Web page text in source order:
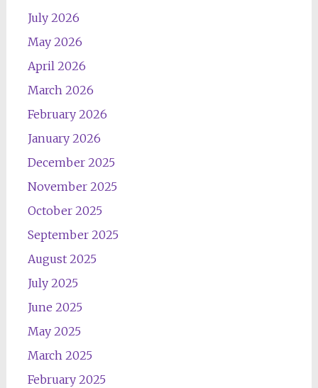
July 2026
May 2026
April 2026
March 2026
February 2026
January 2026
December 2025
November 2025
October 2025
September 2025
August 2025
July 2025
June 2025
May 2025
March 2025
February 2025